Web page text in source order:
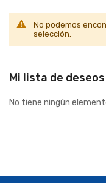
No podemos
selección.
Mi lista de deseos
No tiene ningún